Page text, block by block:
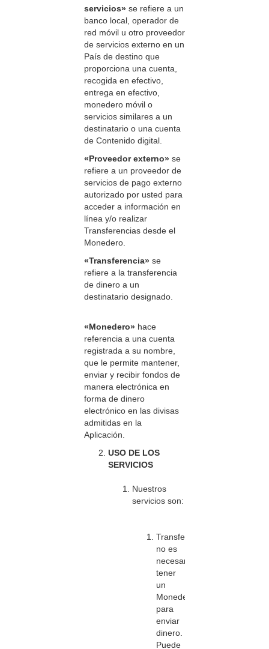
servicios» se refiere a un
banco local, operador de
red móvil u otro proveedor
de servicios externo en un
País de destino que
proporciona una cuenta,
recogida en efectivo,
entrega en efectivo,
monedero móvil o
servicios similares a un
destinatario o una cuenta
de Contenido digital.
«Proveedor externo» se
refiere a un proveedor de
servicios de pago externo
autorizado por usted para
acceder a información en
línea y/o realizar
Transferencias desde el
Monedero.
«Transferencia» se
refiere a la transferencia
de dinero a un
destinatario designado.
«Monedero» hace
referencia a una cuenta
registrada a su nombre,
que le permite mantener,
enviar y recibir fondos de
manera electrónica en
forma de dinero
electrónico en las divisas
admitidas en la
Aplicación.
USO DE LOS
SERVICIOS
Nuestros
servicios son:
Transferencias:
no es
necesario
tener
un
Monedero
para
enviar
dinero.
Puede